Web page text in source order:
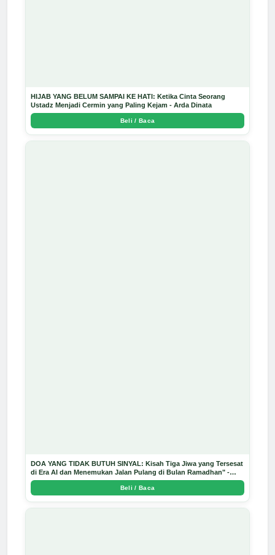
HIJAB YANG BELUM SAMPAI KE HATI: Ketika Cinta Seorang
Ustadz Menjadi Cermin yang Paling Kejam - Arda Dinata
Beli / Baca
DOA YANG TIDAK BUTUH SINYAL: Kisah Tiga Jiwa yang Tersesat
di Era AI dan Menemukan Jalan Pulang di Bulan Ramadhan" -
Arda Dinata
Beli / Baca